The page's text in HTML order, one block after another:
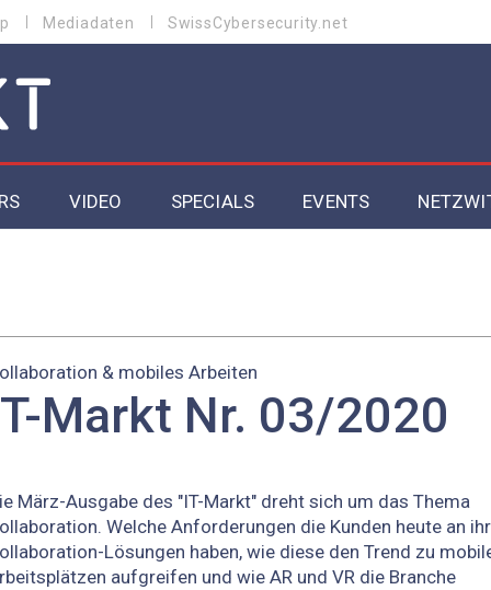
Mediadaten SwissCybersecurity.net
VIDEO SPECIALS
Cloud & Managed Services 2026
Artificial Intelligence 2025
EVENTS
& mobiles Arbeiten
Markt Nr. 03/2020
März-Ausgabe des "IT-Markt" dreht sich um das Thema
Welche Anforderungen die Kunden heute an
Lösungen haben, wie diese den Trend zu
aufgreifen und wie AR und VR die Branche